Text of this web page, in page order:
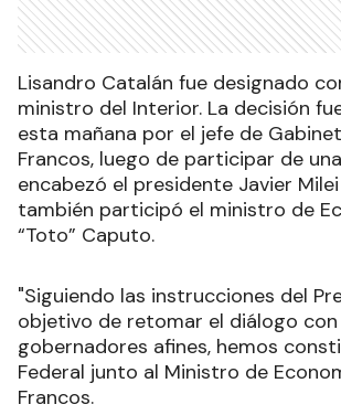
Lisandro Catalán fue designado
ministro del Interior. La decisión
esta mañana por el jefe de
Francos, luego de participar de
encabezó el presidente Javier
también participó el ministro de
“Toto” Caputo.
"Siguiendo las instrucciones del
objetivo de retomar el diálogo con
gobernadores afines, hemos
Federal junto al Ministro de
Francos.